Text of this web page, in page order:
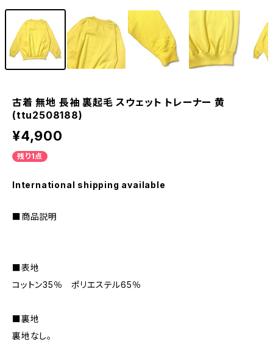
古着 無地 長袖 裏起毛 スウェット トレーナー 黄
(ttu2508188)
¥4,900
残り1点
International shipping available
■商品説明
■表地
コットン35％ ポリエステル65％
■裏地
裏地なし。